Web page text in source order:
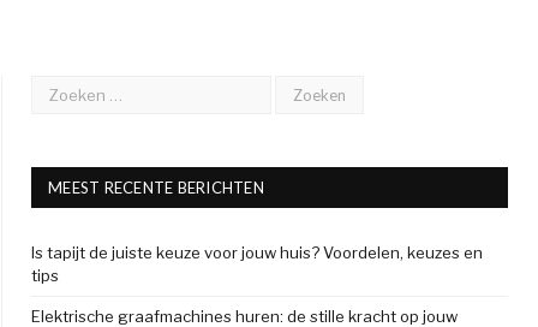
MEEST RECENTE BERICHTEN
Is tapijt de juiste keuze voor jouw huis? Voordelen, keuzes en
tips
Elektrische graafmachines huren: de stille kracht op jouw